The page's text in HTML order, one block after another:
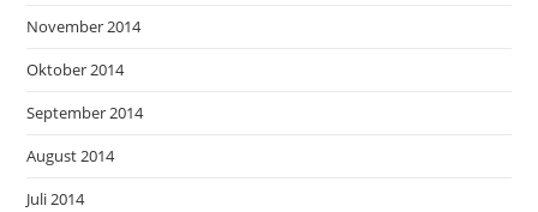
November 2014
Oktober 2014
September 2014
August 2014
Juli 2014